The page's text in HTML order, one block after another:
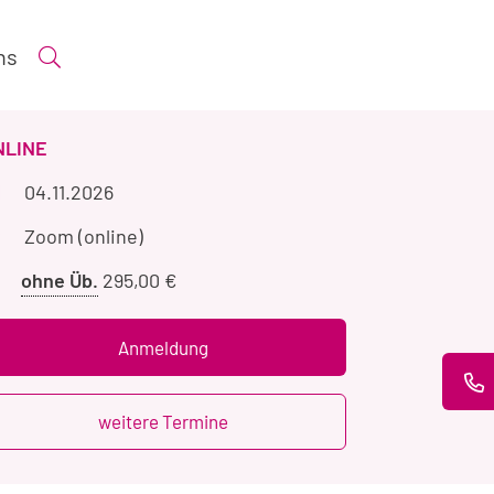
Suche öffnen
Veranstaltungszeitraum
04.11.2026
Veranstaltungsort
Zoom (online)
ohne Üb. Preis
Übernachtung
295,00 €
Anmeldung
weitere Termine